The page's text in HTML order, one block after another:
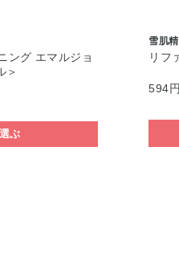
ング エマルジョ
＞
ぶ
雪肌
リフ
594